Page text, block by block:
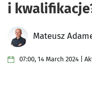
i
Mateusz
07:00, 14 March 2024 |